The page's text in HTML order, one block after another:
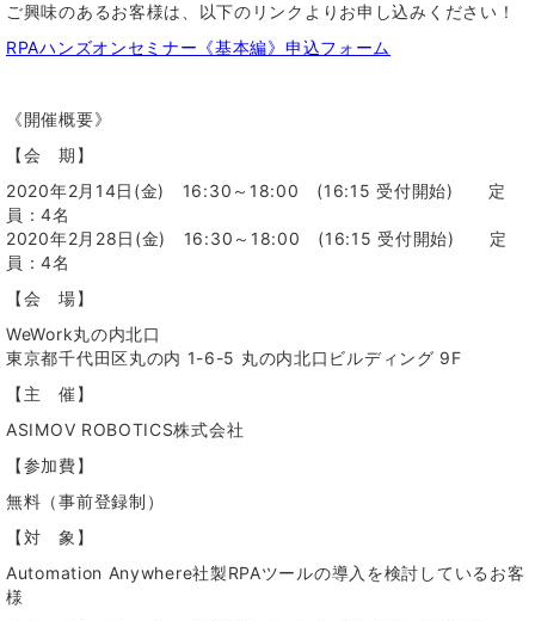
ご興味のあるお客様は、以下のリンクよりお申し込みください！
RPAハンズオンセミナー《基本編》申込フォーム
《開催概要》
【会 期】
2020年2月14日(金) 16:30～18:00 (16:15 受付開始) 定
員：4名
2020年2月28日(金) 16:30～18:00 (16:15 受付開始) 定
員：4名
【会 場】
WeWork丸の内北口
東京都千代田区丸の内 1-6-5 丸の内北口ビルディング 9F
【主 催】
ASIMOV ROBOTICS株式会社
【参加費】
無料（事前登録制）
【対 象】
Automation Anywhere社製RPAツールの導入を検討しているお客
様